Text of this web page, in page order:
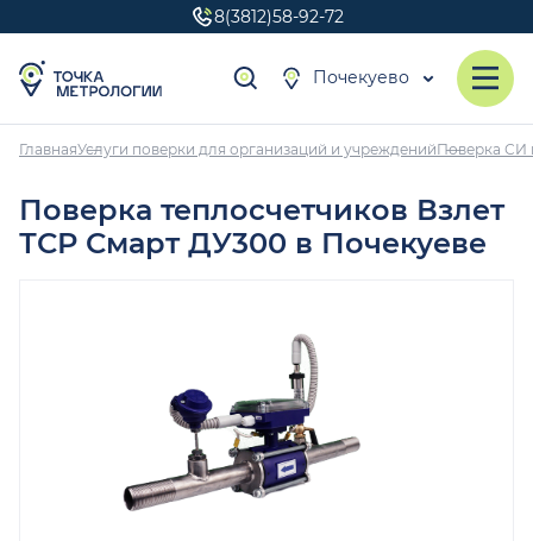
8(3812)58-92-72
Почекуево
ГлавнаяУслуги поверки для организаций и учрежденийПоверка СИ
Поверка теплосчетчиков Взлет
ТСР Смарт ДУ300 в Почекуеве